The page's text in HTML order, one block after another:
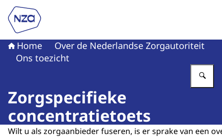
Naar de homepage van Nederlandse Zorgautoriteit
Home
Over de Nederlandse Zorgautoriteit
Ons toezicht
Zorgspecifieke
concentratietoets
Wilt u als zorgaanbieder fuseren, is er sprake van een